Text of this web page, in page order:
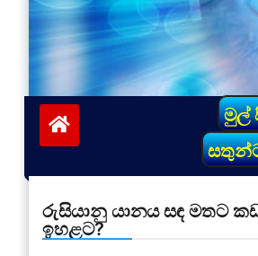
මුල්
රුසියානු යානය සඳ මතට
ඉහළට?